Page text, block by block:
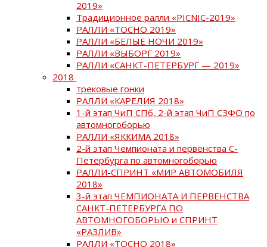
2019»
Традиционное ралли «PICNIC-2019»
РАЛЛИ «ТОСНО 2019»
РАЛЛИ «БЕЛЫЕ НОЧИ 2019»
РАЛЛИ «ВЫБОРГ 2019»
РАЛЛИ «САНКТ-ПЕТЕРБУРГ — 2019»
2018
трековые гонки
РАЛЛИ «КАРЕЛИЯ 2018»
1-й этап ЧиП СПб, 2-й этап ЧиП СЗФО по
автомногоборью
РАЛЛИ «ЯККИМА 2018»
2-й этап Чемпионата и первенства С-
Петербурга по автомногоборью
РАЛЛИ-СПРИНТ «МИР АВТОМОБИЛЯ
2018»
3-й этап ЧЕМПИОНАТА И ПЕРВЕНСТВА
САНКТ-ПЕТЕРБУРГА ПО
АВТОМНОГОБОРЬЮ и СПРИНТ
«РАЗЛИВ»
РАЛЛИ «ТОСНО 2018»